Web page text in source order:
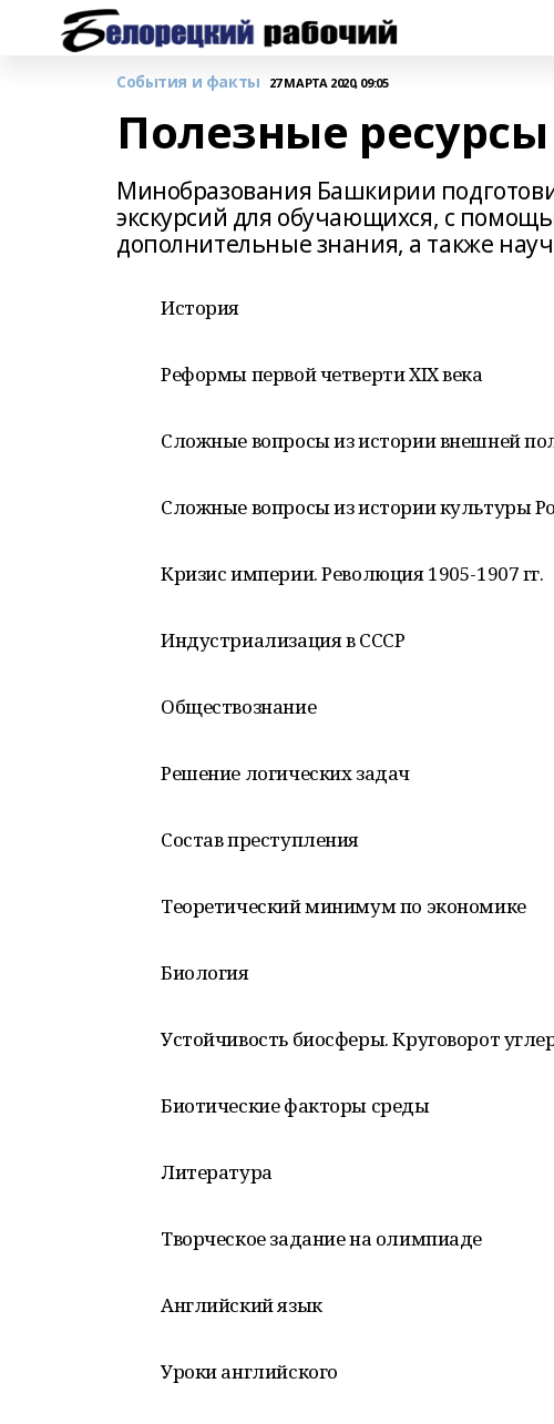
События и факты 27 МАРТА 2020, 09:05
Полезные
Минобразования Башкирии
экскурсий для обучающихся, с
дополнительные знания, а также
История
Реформы первой четверти XIX века
Сложные вопросы из истории внешней
Сложные вопросы из истории культуры
Кризис империи. Революция 1905-1907 гг.
Индустриализация в СССР
Обществознание
Решение логических задач
Состав преступления
Теоретический минимум по экономике
Биология
Устойчивость биосферы. Круговорот
Биотические факторы среды
Литература
Творческое задание на олимпиаде
Английский язык
Уроки английского